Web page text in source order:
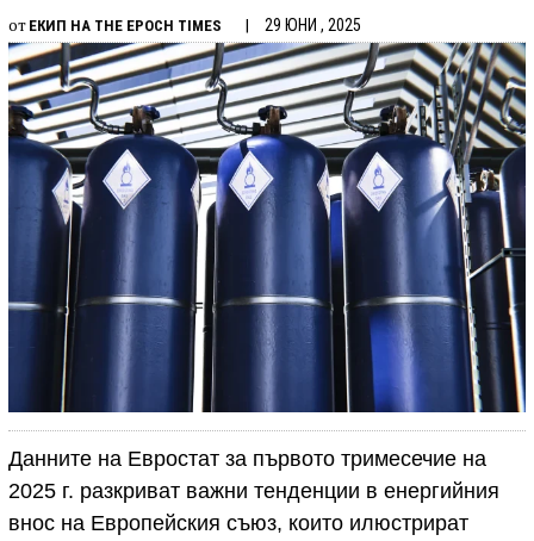
от ЕКИП НА THE EPOCH TIMES 29 ЮНИ , 2025
Данните на Евростат за първото тримесечие на
2025 г. разкриват важни тенденции в енергийния
внос на Европейския съюз, които илюстрират